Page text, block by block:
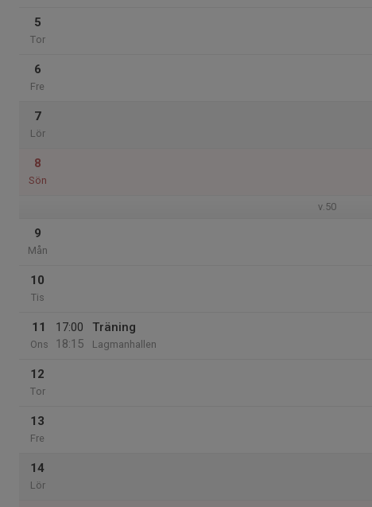
5
Tor
6
Fre
7
Lör
8
Sön
v.50
9
Mån
10
Tis
11
Ons
17:00
18:15
Träning
Lagmanhallen
12
Tor
13
Fre
14
Lör